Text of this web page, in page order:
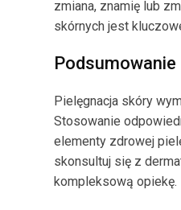
zmiana, znamię lub
skórnych jest
Podsumowanie
Pielęgnacja skóry
Stosowanie
elementy zdrowej
skonsultuj się z
kompleksową opiekę.